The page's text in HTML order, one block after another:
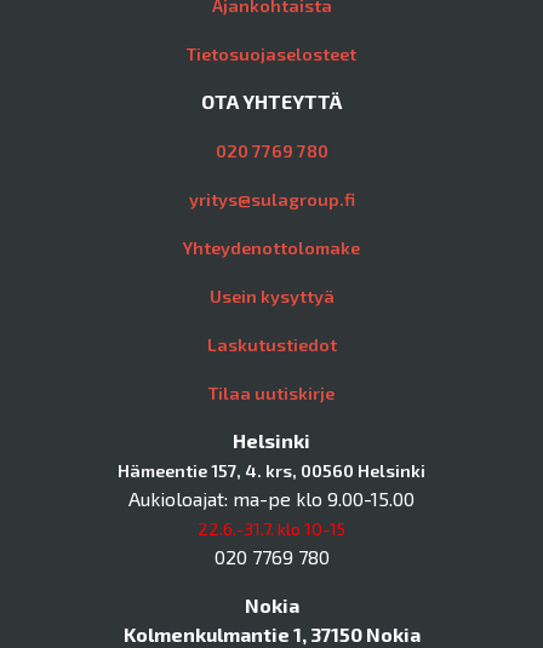
Ajankohtaista
Tietosuojaselosteet
OTA YHTEYTTÄ
020 7769 780
yritys@sulagroup.fi
Yhteydenottolomake
Usein kysyttyä
Laskutustiedot
Tilaa uutiskirje
Helsinki
Hämeentie 157, 4. krs, 00560 Helsinki
Aukioloajat: ma-pe klo 9.00-15.00
22.6.-31.7. klo 10-15
020 7769 780
Nokia
Kolmenkulmantie 1, 37150 Nokia